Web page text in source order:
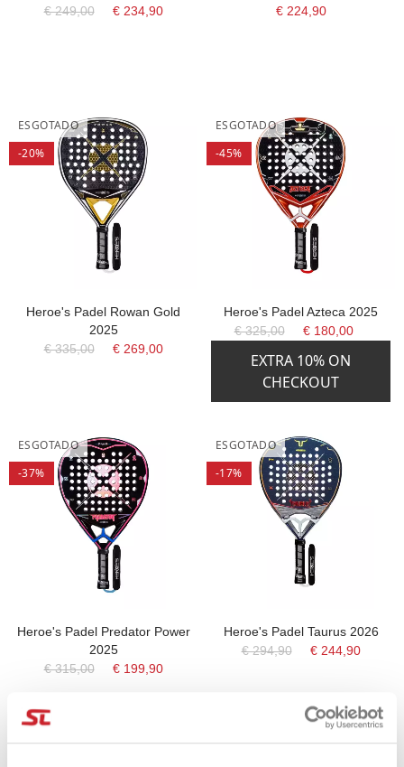
€ 249,00
€ 234,90
€ 224,90
ESGOTADO
-20%
Heroe's Padel Rowan Gold
2025
€ 335,00
€ 269,00
ESGOTADO
-45%
Heroe's Padel Azteca 2025
€ 325,00
€ 180,00
EXTRA 10% ON
CHECKOUT
ESGOTADO
-37%
Heroe's Padel Predator Power
2025
€ 315,00
€ 199,90
ESGOTADO
-17%
Heroe's Padel Taurus 2026
€ 294,90
€ 244,90